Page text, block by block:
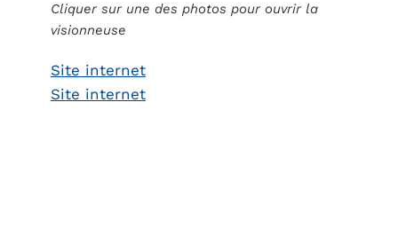
Cliquer sur une des photos pour ouvrir la
visionneuse
Site internet
Site internet